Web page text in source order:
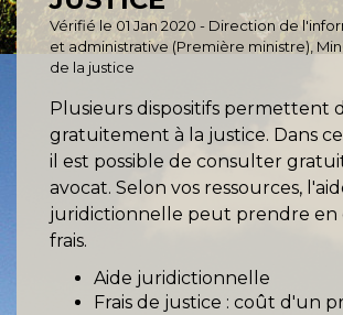
Vérifié le 01 Jan 2020 - Direction de
et administrative (Première ministre),
de la justice
Plusieurs dispositifs permettent
gratuitement à la justice. Dans
il est possible de consulter
avocat. Selon vos ressources,
juridictionnelle peut prendre en
frais.
Aide juridictionnelle
Frais de justice : coût d'un